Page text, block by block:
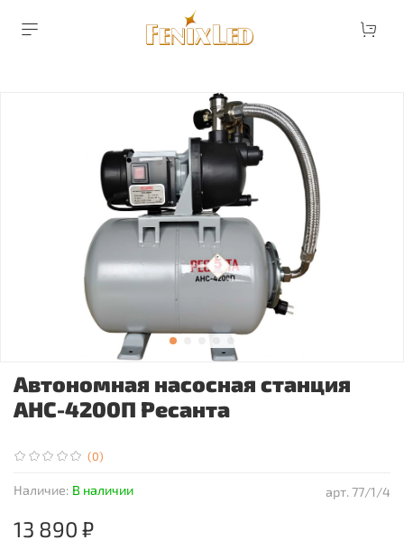
(0)
арт.77/1/4
Наличие: В наличии
Автономная насосная станция
АНС-4200П Ресанта
13 890 ₽